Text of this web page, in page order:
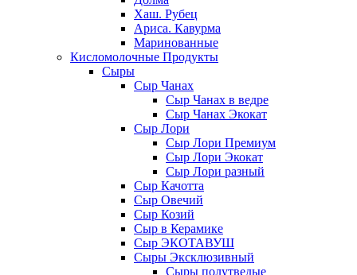
Хаш. Рубец
Ариса. Кавурма
Маринованные
Кисломолочные Продукты
Сыры
Сыр Чанах
Сыр Чанах в ведре
Сыр Чанах Экокат
Сыр Лори
Сыр Лори Премиум
Сыр Лори Экокат
Сыр Лори разный
Сыр Качотта
Сыр Овечий
Сыр Козий
Сыр в Керамике
Сыр ЭКОТАВУШ
Сыры Эксклюзивный
Сыры полутведые